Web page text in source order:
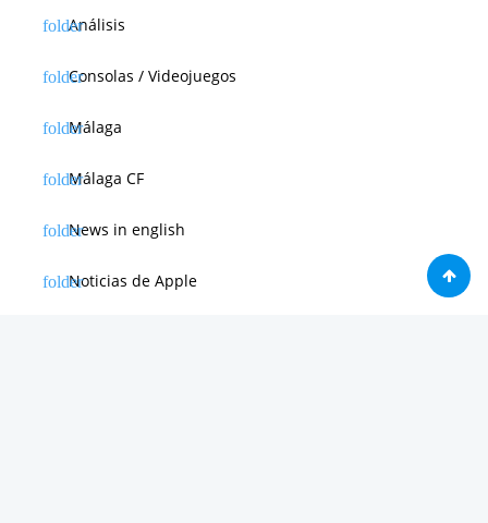
Análisis
Consolas / Videojuegos
Málaga
Málaga CF
News in english
Noticias de Apple